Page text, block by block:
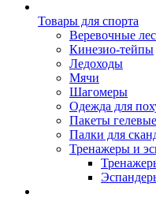
Товары для спорта
Веревочные
Кинезио-тейпы
Ледоходы
Мячи
Шагомеры
Одежда для
Пакеты гелевые
Палки для
Тренажеры и